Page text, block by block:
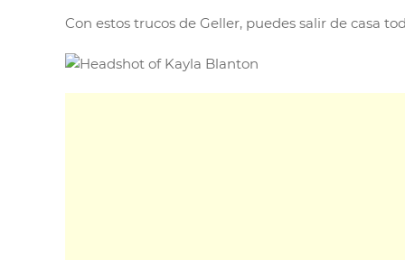
Con estos trucos de Geller, puedes salir de casa